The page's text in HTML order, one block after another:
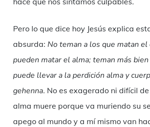
Pero lo que dice hoy Jesús explica
absurda: No teman a los que matan
pueden matar el alma; teman más
puede llevar a la perdición alma y
gehenna. No es exagerado ni difícil
alma muere porque va muriendo su
apego al mundo y a mí mismo van